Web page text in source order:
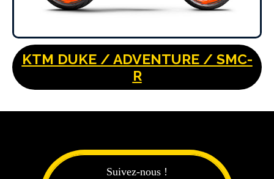
KTM DUKE / ADVENTURE / SMC-
R
Suivez-nous !